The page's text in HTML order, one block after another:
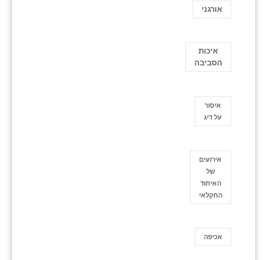
אורגני
איכות
הסביבה
איסור
על דיג
אירועים
של
האיחוד
החקלאי
אכיפה